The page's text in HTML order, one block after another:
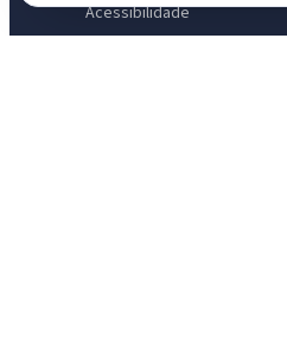
Acessibilidade